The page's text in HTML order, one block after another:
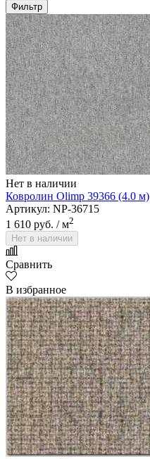
Фильтр
Нет в наличии
Ковролин Olimp 39366 (4.0 м)
Артикул: NP-36715
1 610 руб. / м2
Нет в наличии
Сравнить
В избранное